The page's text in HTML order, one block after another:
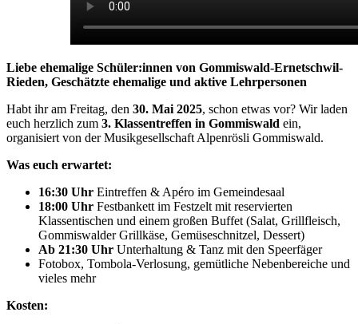
Liebe ehemalige Schüler:innen von Gommiswald-Ernetschwil-
Rieden, Geschätzte ehemalige und aktive Lehrpersonen
Habt ihr am Freitag, den 30. Mai 2025, schon etwas vor? Wir laden
euch herzlich zum 3. Klassentreffen in Gommiswald ein,
organisiert von der Musikgesellschaft Alpenrösli Gommiswald.
Was euch erwartet:
16:30 Uhr Eintreffen & Apéro im Gemeindesaal
18:00 Uhr Festbankett im Festzelt mit reservierten
Klassentischen und einem großen Buffet (Salat, Grillfleisch,
Gommiswalder Grillkäse, Gemüseschnitzel, Dessert)
Ab 21:30 Uhr Unterhaltung & Tanz mit den Speerfäger
Fotobox, Tombola-Verlosung, gemütliche Nebenbereiche und
vieles mehr
Kosten: